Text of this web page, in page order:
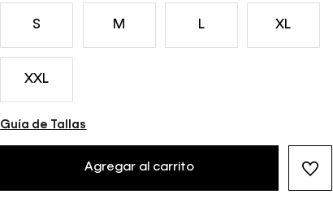
S M L XL
XXL
Guía de Tallas
Agregar al carrito